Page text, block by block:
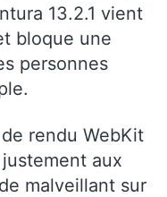
13.2.1 vient
bloque une
personnes
rendu WebKit
aux
malveillant sur